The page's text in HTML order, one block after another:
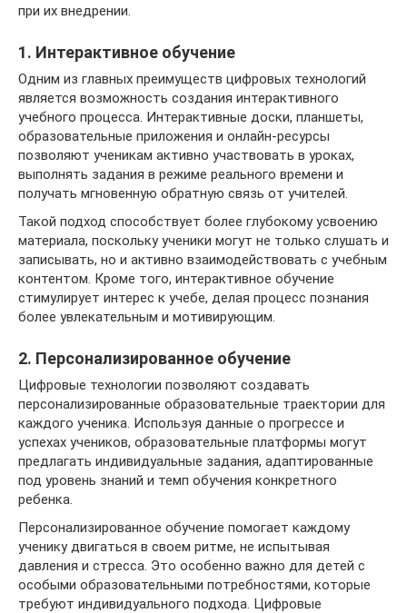
при их внедрении.
1. Интерактивное обучение
Одним из главных преимуществ цифровых технологий
является возможность создания интерактивного
учебного процесса. Интерактивные доски, планшеты,
образовательные приложения и онлайн-ресурсы
позволяют ученикам активно участвовать в уроках,
выполнять задания в режиме реального времени и
получать мгновенную обратную связь от учителей.
Такой подход способствует более глубокому усвоению
материала, поскольку ученики могут не только слушать и
записывать, но и активно взаимодействовать с учебным
контентом. Кроме того, интерактивное обучение
стимулирует интерес к учебе, делая процесс познания
более увлекательным и мотивирующим.
2. Персонализированное обучение
Цифровые технологии позволяют создавать
персонализированные образовательные траектории для
каждого ученика. Используя данные о прогрессе и
успехах учеников, образовательные платформы могут
предлагать индивидуальные задания, адаптированные
под уровень знаний и темп обучения конкретного
ребенка.
Персонализированное обучение помогает каждому
ученику двигаться в своем ритме, не испытывая
давления и стресса. Это особенно важно для детей с
особыми образовательными потребностями, которые
требуют индивидуального подхода. Цифровые